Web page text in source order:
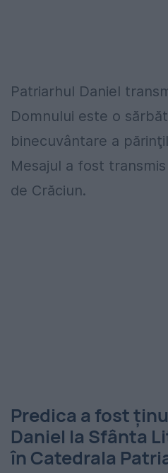
Patriarhul Daniel
Domnului este o
binecuvântare a
Mesajul a fost
de Crăciun.
Predica a fost
Daniel la Sfânta
în Catedrala